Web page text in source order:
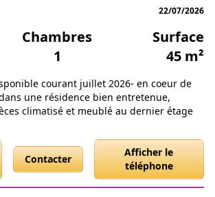
22/07/2026
Chambres
1
Surface
45 m²
courant juillet 2026- en coeur de
une résidence bien entretenue,
climatisé et meublé au dernier étage
Contacter
Afficher le
téléphone